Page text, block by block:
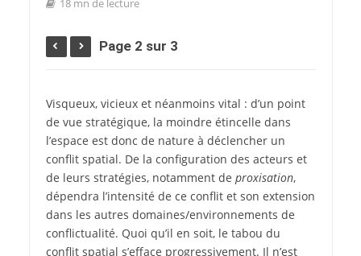
18 mn de lecture
Page 2 sur 3
Visqueux, vicieux et néanmoins vital : d’un point
de vue stratégique, la moindre étincelle dans
l’espace est donc de nature à déclencher un
conflit spatial. De la configuration des acteurs et
de leurs stratégies, notamment de proxisation,
dépendra l’intensité de ce conflit et son extension
dans les autres domaines/environnements de
conflictualité. Quoi qu’il en soit, le tabou du
conflit spatial s’efface progressivement. Il n’est